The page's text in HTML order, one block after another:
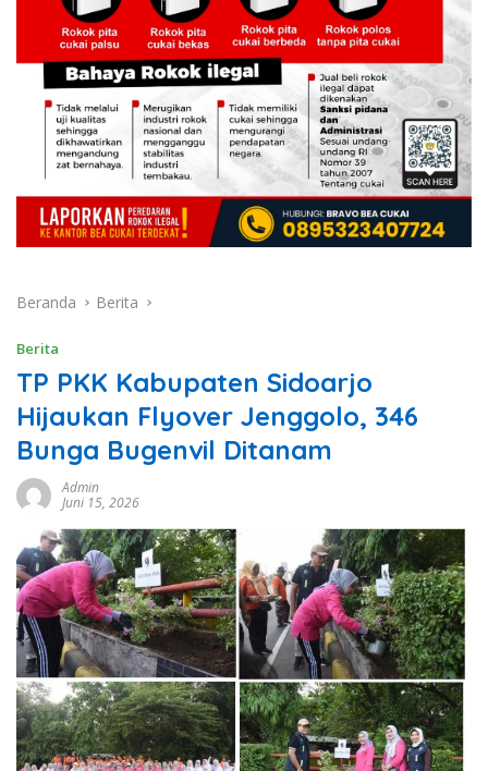
Beranda Berita
Berita
TP PKK Kabupaten Sidoarjo
Hijaukan Flyover Jenggolo, 346
Bunga Bugenvil Ditanam
Admin
Juni 15, 2026